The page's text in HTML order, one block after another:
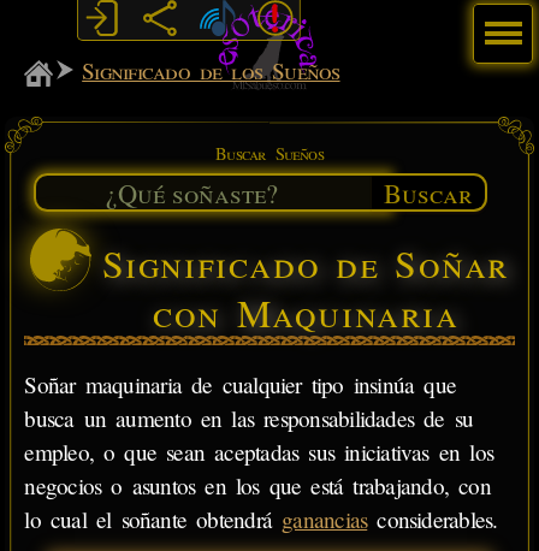
MiSabueso
Significado de los Sueños
Buscar Sueños
Buscar
Significado de Soñar
con Maquinaria
Soñar maquinaria de cualquier tipo insinúa que
busca un aumento en las responsabilidades de su
empleo, o que sean aceptadas sus iniciativas en los
negocios o asuntos en los que está trabajando, con
lo cual el soñante obtendrá gananciasconsiderables.
Menú